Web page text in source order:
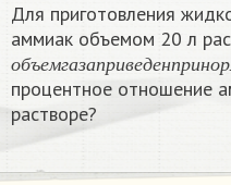
Для приготовления
аммиак объемом 20 л
о б ъемг а з а п р и в е д е н п р и н о р
объемгазаприведен пр ино
процентное отношение
растворе?